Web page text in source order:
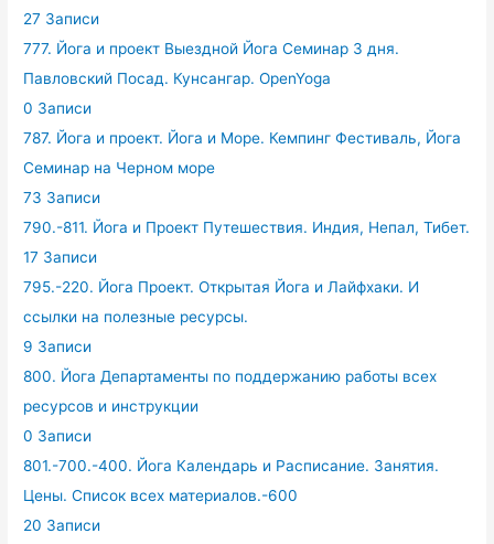
27 Записи
777. Йога и проект Выездной Йога Семинар 3 дня.
Павловский Посад. Кунсангар. OpenYoga
0 Записи
787. Йога и проект. Йога и Море. Кемпинг Фестиваль, Йога
Семинар на Черном море
73 Записи
790.-811. Йога и Проект Путешествия. Индия, Непал, Тибет.
17 Записи
795.-220. Йога Проект. Открытая Йога и Лайфхаки. И
ссылки на полезные ресурсы.
9 Записи
800. Йога Департаменты по поддержанию работы всех
ресурсов и инструкции
0 Записи
801.-700.-400. Йога Календарь и Расписание. Занятия.
Цены. Список всех материалов.-600
20 Записи